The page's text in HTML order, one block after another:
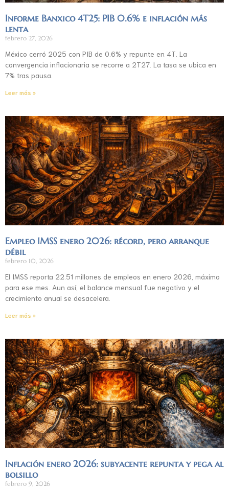
Informe Banxico 4T25: PIB 0.6% e inflación más
lenta
febrero 27, 2026
México cerró 2025 con PIB de 0.6% y repunte en 4T. La
convergencia inflacionaria se recorre a 2T27. La tasa se ubica en
7% tras pausa.
Leer más »
Empleo IMSS enero 2026: récord, pero arranque
débil
febrero 10, 2026
El IMSS reporta 22.51 millones de empleos en enero 2026, máximo
para ese mes. Aun así, el balance mensual fue negativo y el
crecimiento anual se desacelera.
Leer más »
Inflación enero 2026: subyacente repunta y pega al
bolsillo
febrero 9, 2026